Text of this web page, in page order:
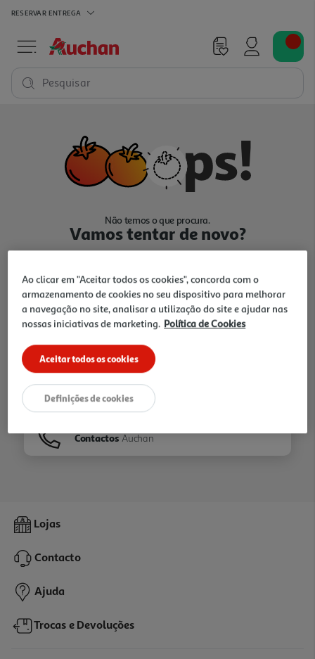
RESERVAR ENTREGA
Pesquisar
Não temos o que procura.
Vamos tentar de novo?
Ir para Homepage
Folhetos
Contactos Auchan
Lojas
Contacto
Ajuda
Trocas e Devoluções
Ao clicar em "Aceitar todos os cookies", concorda com o
armazenamento de cookies no seu dispositivo para melhorar
a navegação no site, analisar a utilização do site e ajudar nas
nossas iniciativas de marketing. Política de Cookies
Aceitar todos os cookies
Definições de cookies